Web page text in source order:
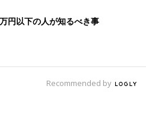
円以下の人が知るべき事
Recommended by